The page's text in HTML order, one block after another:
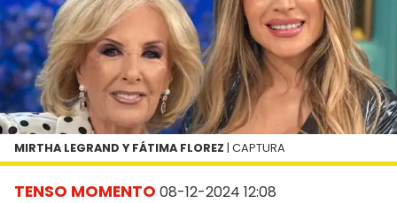
TENSO MOMENTO 08-12-2024 12:08
MIRTHA LEGRAND Y FÁTIMA FLOREZ | CAPTURA